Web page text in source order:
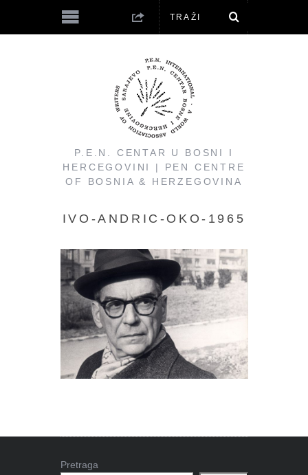
P.E.N. CENTAR U BOSNI I
HERCEGOVINI | PEN CENTRE
OF BOSNIA & HERZEGOVINA
IVO-ANDRIC-OKO-1965
Pretraga